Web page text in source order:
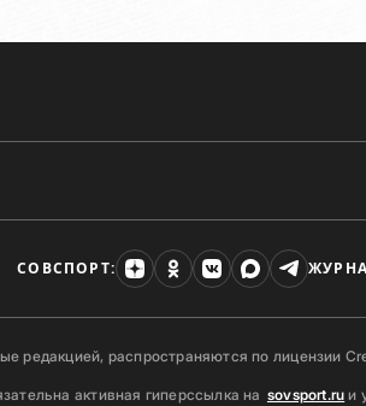
СОВСПОРТ:
редакцией, распространяются по лицензии
активная гиперссылка на sovsport.ru и